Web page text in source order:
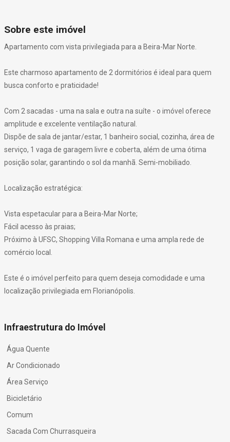
Sobre este imóvel
Apartamento com vista privilegiada para a Beira-Mar Norte.
Este charmoso apartamento de 2 dormitórios é ideal para quem
busca conforto e praticidade!
Com 2 sacadas - uma na sala e outra na suíte - o imóvel oferece
amplitude e excelente ventilação natural.
Dispõe de sala de jantar/estar, 1 banheiro social, cozinha, área de
serviço, 1 vaga de garagem livre e coberta, além de uma ótima
posição solar, garantindo o sol da manhã. Semi-mobiliado.
Localização estratégica:
Vista espetacular para a Beira-Mar Norte;
Fácil acesso às praias;
Próximo à UFSC, Shopping Villa Romana e uma ampla rede de
comércio local.
Este é o imóvel perfeito para quem deseja comodidade e uma
localização privilegiada em Florianópolis.
Infraestrutura do Imóvel
Água Quente
Ar Condicionado
Área Serviço
Bicicletário
Comum
Sacada Com Churrasqueira